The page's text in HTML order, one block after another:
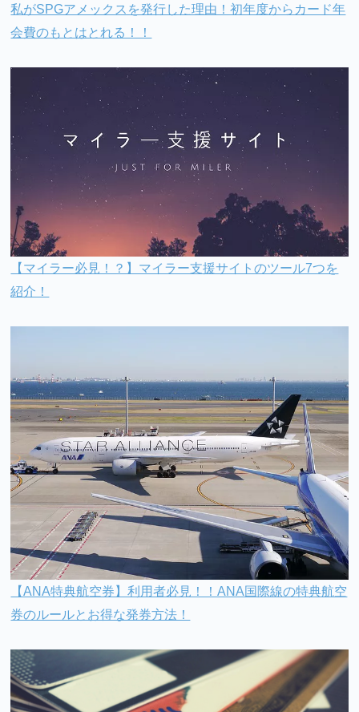
私がSPGアメックスを発行した理由！初年度からカード年
会費のもとはとれる！！
【マイラー必見！？】マイラー支援サイトのツール7つを
紹介！
【ANA特典航空券】利用者必見！！ANA国際線の特典航空
券のルールとお得な発券方法！